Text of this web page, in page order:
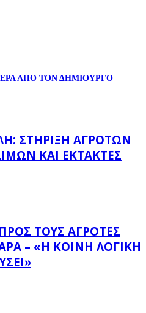
ΑΠΟ ΤΟΝ ΔΗΜΙΟΥΡΓΟ
ΣΤΉΡΙΞΗ ΑΓΡΟΤΏΝ
ΚΑΙ ΈΚΤΑΚΤΕΣ
ΤΟΥΣ ΑΓΡΌΤΕΣ
– «Η ΚΟΙΝΉ ΛΟΓΙΚΉ